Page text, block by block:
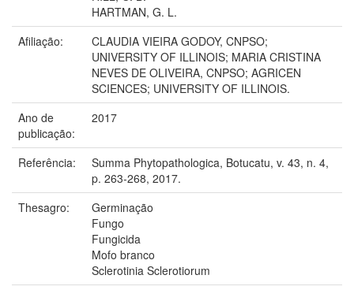
HARTMAN, G. L.
Afiliação:
CLAUDIA VIEIRA GODOY, CNPSO;
UNIVERSITY OF ILLINOIS; MARIA CRISTINA
NEVES DE OLIVEIRA, CNPSO; AGRICEN
SCIENCES; UNIVERSITY OF ILLINOIS.
Ano de
publicação:
2017
Referência:
Summa Phytopathologica, Botucatu, v. 43, n. 4,
p. 263-268, 2017.
Thesagro:
Germinação
Fungo
Fungicida
Mofo branco
Sclerotinia Sclerotiorum